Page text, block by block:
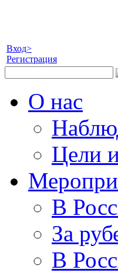
Вход>
Регистрация
О нас
Цели
В
За
В